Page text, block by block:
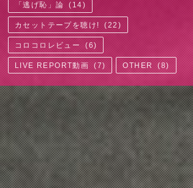
「逃げ恥」論 ( 14)
カセットテープを聴け! (22 )
コロコロレビュー (6)
LIVE REPORT動画 (7) OTHER (8)